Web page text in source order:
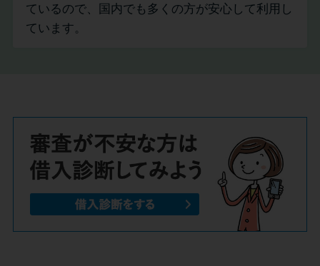
ているので、国内でも多くの方が安心して利用し
ています。